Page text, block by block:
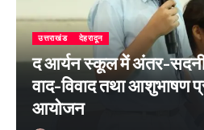
उत्तराखंड देहरादून
द आर्यन स्कूल में अंतर-
वाद-विवाद तथा आशुभाषण
आयोजन